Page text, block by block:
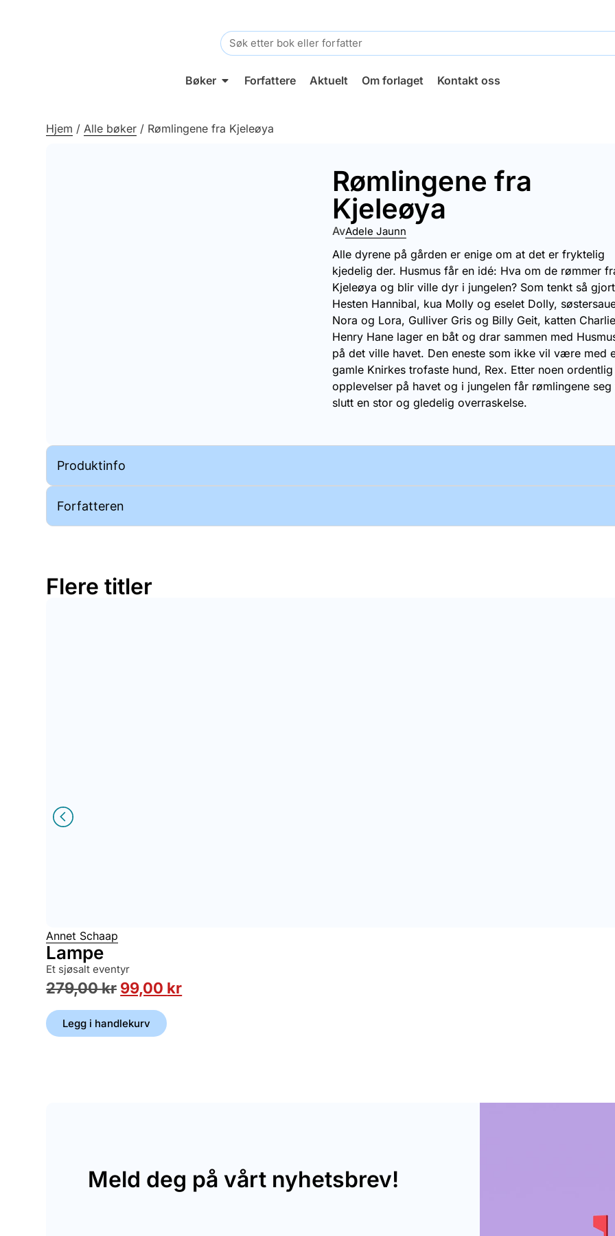
Search
for:
Bøker Forfattere Aktuelt Om forlaget Kontakt oss
Hjem /Alle bøker / Rømlingene fra Kjeleøya
Rømlingene fra
Kjeleøya
AvAdele Jaunn
Alle dyrene på gården er enige om at det er fryktelig
kjedelig der. Husmus får en idé: Hva om de rømmer
Kjeleøya og blir ville dyr i jungelen? Som tenkt så
Hesten Hannibal, kua Molly og eselet Dolly,
Nora og Lora, Gulliver Gris og Billy Geit, katten
Henry Hane lager en båt og drar sammen med
på det ville havet. Den eneste som ikke vil være med
gamle Knirkes trofaste hund, Rex. Etter noen
opplevelser på havet og i jungelen får rømlingene seg
slutt en stor og gledelig overraskelse.
Produktinfo
Forfatteren
Flere titler
Annet Schaap
Lampe
et sjøsalt eventyr
279,00kr 99,00 kr
Legg i handlekurv
Meld deg på vårt nyhetsbrev!